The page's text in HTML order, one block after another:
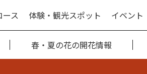
ース 体験・観光スポット イベント
春・夏の花の開花情報